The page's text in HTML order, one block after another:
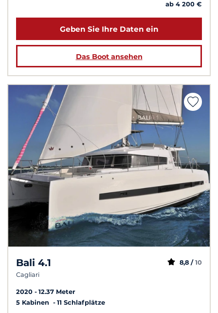
ab 4 200 €
Geben Sie Ihre Daten ein
Das Boot ansehen
Bali 4.1
Cagliari
8,8 / 10
2020
12.37 Meter
5 Kabinen
11 Schlafplätze